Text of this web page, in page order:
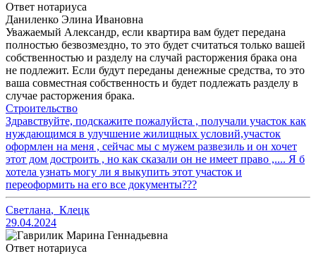
Ответ нотариуса
Даниленко Элина Ивановна
Уважаемый Александр, если квартира вам будет передана
полностью безвозмездно, то это будет считаться только вашей
собственностью и разделу на случай расторжения брака она
не подлежит. Если будут переданы денежные средства, то это
ваша совместная собственность и будет подлежать разделу в
случае расторжения брака.
Строительство
Здравствуйте, подскажите пожалуйста , получали участок как
нуждающимся в улучшение жилищных условий,участок
оформлен на меня , сейчас мы с мужем развезиль и он хочет
этот дом достроить , но как сказали он не имеет право ,.... Я б
хотела узнать могу ли я выкупить этот участок и
переоформить на его все документы???
Светлана, Клецк
29.04.2024
Ответ нотариуса